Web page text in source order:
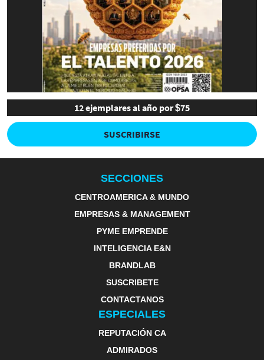
12 ejemplares al año por $75
SUSCRIBIRSE
SECCIONES
CENTROAMERICA & MUNDO
EMPRESAS & MANAGEMENT
PYME EMPRENDE
INTELIGENCIA E&N
BRANDLAB
SUSCRIBETE
CONTACTANOS
ESPECIALES
REPUTACIÓN CA
ADMIRADOS